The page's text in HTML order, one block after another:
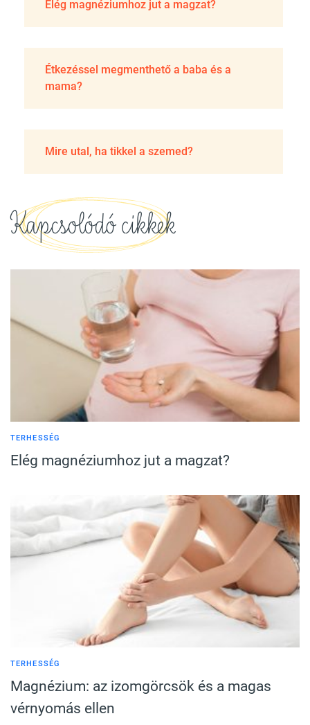
Elég magnéziumhoz jut a magzat?
Étkezéssel megmenthető a baba és a
mama?
Mire utal, ha tikkel a szemed?
Kapcsolódó cikkek
TERHESSÉG
Elég magnéziumhoz jut a magzat?
TERHESSÉG
Magnézium: az izomgörcsök és a magas
vérnyomás ellen